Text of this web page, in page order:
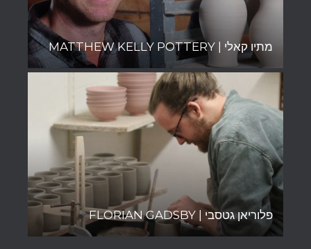
מתיו קאלי | MATTHEW KELLY POTTERY
פלוריאן גטסבי | FLORIAN GADSBY